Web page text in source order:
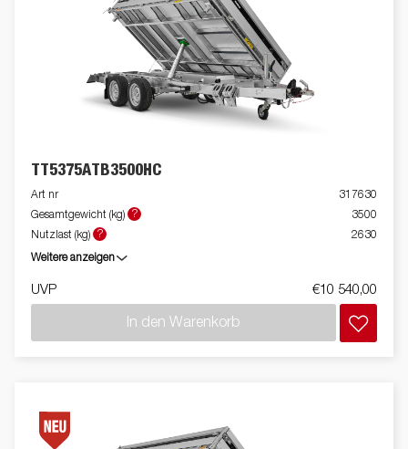
TT5375ATB3500HC
Art nr
317630
Gesamtgewicht (kg)
?
3500
Nutzlast (kg)
? 2630
Weitere anzeigen
UVP €10 540,00
In den Warenkorb